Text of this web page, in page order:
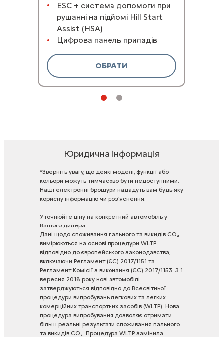
ESС + система допомоги при
рушанні на підйомі Hill Start
Assist (HSA)
Цифрова панель приладів
ОБРАТИ
Юридична інформація
*Зверніть увагу, що деякі моделі, функції або
кольори можуть тимчасово бути недоступними.
Наші електронні брошури нададуть вам будь-яку
корисну інформацію чи роз'яснення.
Уточнюйте ціну на конкретний автомобіль у
Вашого дилера.
Дані щодо споживання пального та викидів CO₂
вимірюються на основі процедури WLTP
відповідно до європейського законодавства,
включаючи Регламент (ЄС) 2017/1151 та
Регламент Комісії з виконання (ЄС) 2017/1153. З 1
вересня 2018 року нові автомобілі
затверджуються відповідно до Всесвітньої
процедури випробувань легкових та легких
комерційних транспортних засобів (WLTP). Нова
процедура випробування дозволяє отримати
більш реальні результати споживання пального
та викидів CO₂. Процедура WLTP замінила